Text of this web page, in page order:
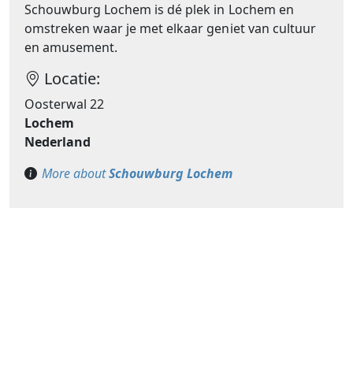
Schouwburg Lochem is dé plek in Lochem en
omstreken waar je met elkaar geniet van cultuur
en amusement.
Locatie:
Oosterwal 22
Lochem
Nederland
More aboutSchouwburg Lochem